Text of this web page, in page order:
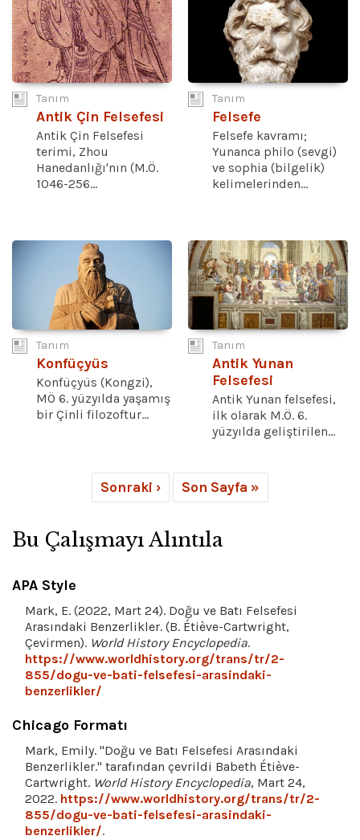
Tanım
Antik Çin Felsefesi
Antik Çin Felsefesi
terimi, Zhou
Hanedanlığı'nın (M.Ö.
1046-256...
Tanım
Felsefe
Felsefe kavramı;
Yunanca philo (sevgi)
ve sophia (bilgelik)
kelimelerinden...
Tanım
Konfüçyüs
Konfüçyüs (Kongzi),
MÖ 6. yüzyılda yaşamış
bir Çinli filozoftur...
Tanım
Antik Yunan
Felsefesi
Antik Yunan felsefesi,
ilk olarak M.Ö. 6.
yüzyılda geliştirilen...
Sonraki › Son Sayfa »
Bu Çalışmayı Alıntıla
APA Style
Mark, E. (2022, Mart 24). Doğu ve Batı Felsefesi
Arasındaki Benzerlikler. (B. Étiève-Cartwright,
Çevirmen). World History Encyclopedia.
https://www.worldhistory.org/trans/tr/2-
855/dogu-ve-bati-felsefesi-arasindaki-
benzerlikler/
Chicago Formatı
Mark, Emily. "Doğu ve Batı Felsefesi Arasındaki
Benzerlikler." tarafından çevrildi Babeth Étiève-
Cartwright. World History Encyclopedia, Mart 24,
2022. https://www.worldhistory.org/trans/tr/2-
855/dogu-ve-bati-felsefesi-arasindaki-
benzerlikler/.